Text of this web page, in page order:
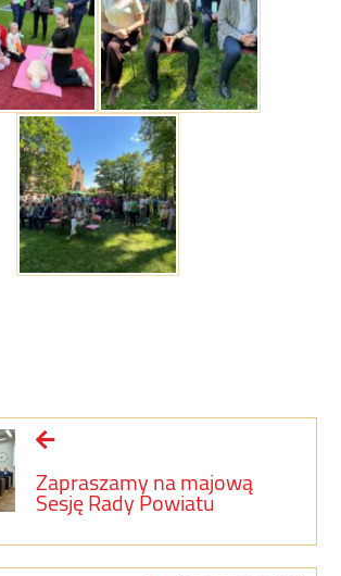
Zapraszamy na majową
Sesję Rady Powiatu